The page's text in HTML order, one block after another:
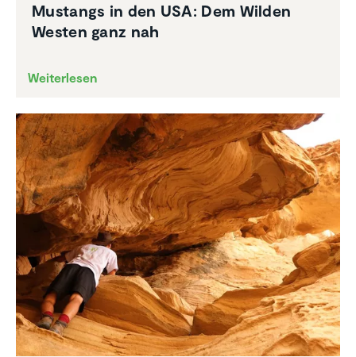
Mustangs in den USA: Dem Wilden
Westen ganz nah
Weiterlesen